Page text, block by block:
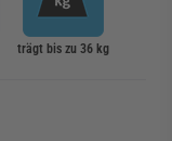
trägt bis zu 36 kg